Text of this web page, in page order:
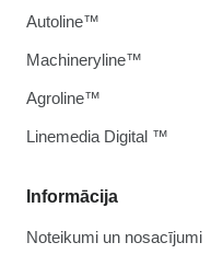
Informācija
Noteikumi un nosacījumi
Autoline™
Machineryline™
Agroline™
Linemedia Digital ™